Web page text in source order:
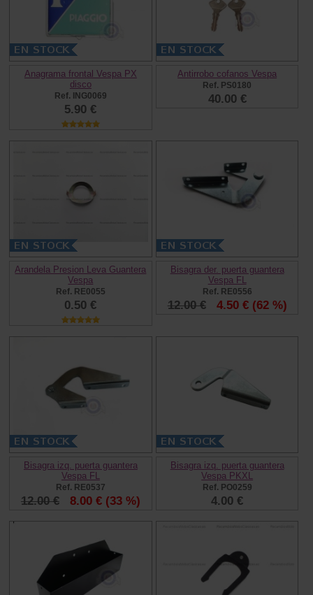
Anagrama frontal Vespa PX
disco
Ref. ING0069
5.90 €
Antirrobo cofanos Vespa
Ref. PS0180
40.00 €
Arandela Presion Leva Guantera
Vespa
Ref. RE0055
0.50 €
Bisagra der. puerta guantera
Vespa FL
Ref. RE0556
12.00 € 4.50 € (62 %)
Bisagra izq. puerta guantera
Vespa FL
Ref. RE0537
12.00 € 8.00 € (33 %)
Bisagra izq. puerta guantera
Vespa PKXL
Ref. PO0259
4.00 €